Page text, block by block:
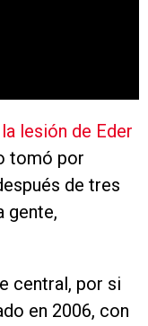
lesión de Eder
tomó por
de tres
gente,
central, por si
en 2006, con